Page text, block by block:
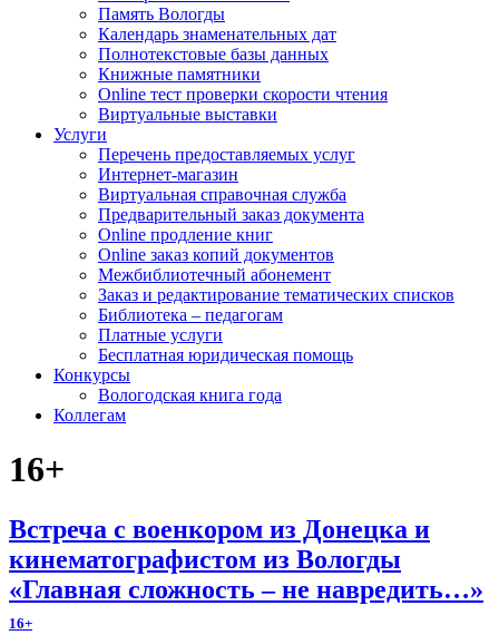
Память Вологды
Календарь знаменательных дат
Полнотекстовые базы данных
Книжные памятники
Online тест проверки скорости чтения
Виртуальные выставки
Услуги
Перечень предоставляемых услуг
Интернет-магазин
Виртуальная справочная служба
Предварительный заказ документа
Online продление книг
Online заказ копий документов
Межбиблиотечный абонемент
Заказ и редактирование тематических списков
Библиотека – педагогам
Платные услуги
Бесплатная юридическая помощь
Конкурсы
Вологодская книга года
Коллегам
16+
Встреча с военкором из Донецка и
кинематографистом из Вологды
«Главная сложность – не навредить…»
16+